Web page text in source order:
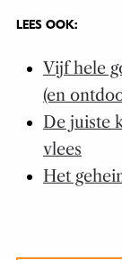
LEES OOK:
Vijf hele
(en
De juiste
vlees
Het